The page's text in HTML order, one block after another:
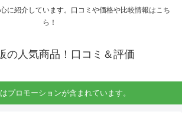
に紹介しています。口コミや価格や比較情報はこち
ら！
の人気商品！口コミ＆評価
プロモーションが含まれています。